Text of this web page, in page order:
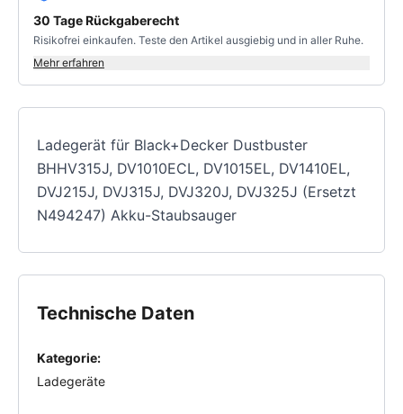
30 Tage Rückgaberecht
Risikofrei einkaufen. Teste den Artikel ausgiebig und in aller Ruhe.
Mehr erfahren
Ladegerät für Black+Decker Dustbuster
BHHV315J, DV1010ECL, DV1015EL, DV1410EL,
DVJ215J, DVJ315J, DVJ320J, DVJ325J (Ersetzt
N494247) Akku-Staubsauger
Technische Daten
Kategorie:
Ladegeräte